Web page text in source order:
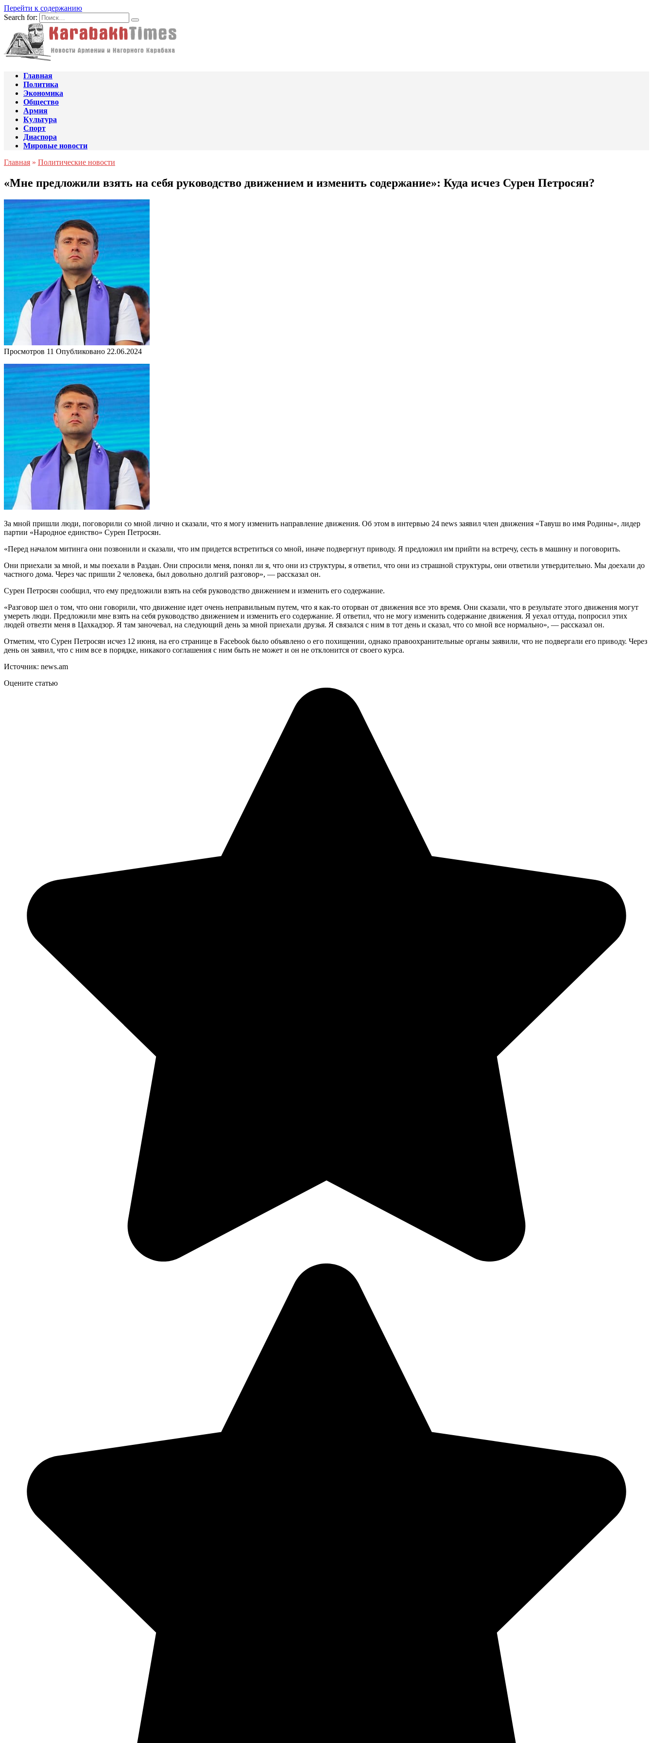
Перейти к содержанию
Search for:
Главная
Политика
Экономика
Общество
Армия
Культура
Спорт
Диаспора
Мировые новости
Главная » Политические новости
«Мне предложили взять на себя руководство движением и изменить содержание»: Куда исчез Сурен Петросян?
Просмотров 11 Опубликовано 22.06.2024
За мной пришли люди, поговорили со мной лично и сказали, что я могу изменить направление движения. Об этом в интервью 24 news заявил член движения «Тавуш во имя Родины», лидер
партии «Народное единство» Сурен Петросян.
«Перед началом митинга они позвонили и сказали, что им придется встретиться со мной, иначе подвергнут приводу. Я предложил им прийти на встречу, сесть в машину и поговорить.
Они приехали за мной, и мы поехали в Раздан. Они спросили меня, понял ли я, что они из структуры, я ответил, что они из страшной структуры, они ответили утвердительно. Мы доехали до
частного дома. Через час пришли 2 человека, был довольно долгий разговор», — рассказал он.
Сурен Петросян сообщил, что ему предложили взять на себя руководство движением и изменить его содержание.
«Разговор шел о том, что они говорили, что движение идет очень неправильным путем, что я как-то оторван от движения все это время. Они сказали, что в результате этого движения могут
умереть люди. Предложили мне взять на себя руководство движением и изменить его содержание. Я ответил, что не могу изменить содержание движения. Я уехал оттуда, попросил этих
людей отвезти меня в Цахкадзор. Я там заночевал, на следующий день за мной приехали друзья. Я связался с ним в тот день и сказал, что со мной все нормально», — рассказал он.
Отметим, что Сурен Петросян исчез 12 июня, на его странице в Facebook было объявлено о его похищении, однако правоохранительные органы заявили, что не подвергали его приводу. Через
день он заявил, что с ним все в порядке, никакого соглашения с ним быть не может и он не отклонится от своего курса.
Источник: news.am
Оцените статью